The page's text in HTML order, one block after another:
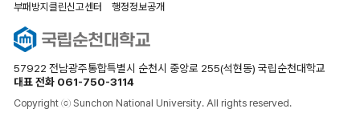
부패방지클린신고센터
행정정보공개
57922 전남광주통합특별시 순천시 중앙로 255(석현동) 국립순천대학교
대표 전화 061-750-3114
Copyright ⓒ Sunchon National University. All rights reserved.